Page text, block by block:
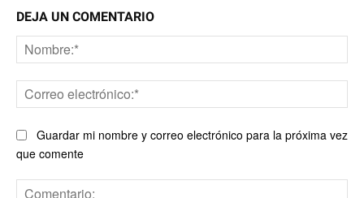
DEJA UN COMENTARIO
Guardar mi nombre y correo electrónico para la próxima vez
que comente